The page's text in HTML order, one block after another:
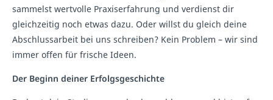
sammelst wertvolle Praxiserfahrung und verdienst dir
gleichzeitig noch etwas dazu. Oder willst du gleich deine
Abschlussarbeit bei uns schreiben? Kein Problem – wir sind
immer offen für frische Ideen.
Der Beginn deiner Erfolgsgeschichte